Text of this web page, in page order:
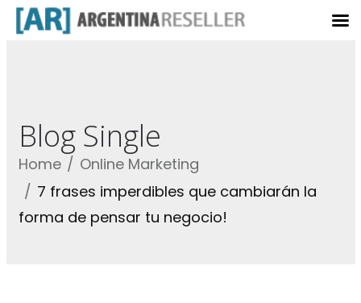
Blog Single
Home
Online Marketing
7 frases imperdibles que cambiarán la
forma de pensar tu negocio!